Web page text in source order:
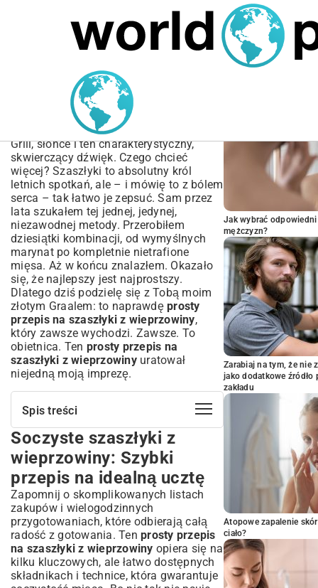
MARIUSZ ŁAMAGA 05.10.2025
Prosty przepis na
szaszłyki z wieprzowiny –
soczyste i aromatyczne
Grill, słońce i ten charakterystyczny,
skwierczący dźwięk. Czego chcieć
więcej? Szaszłyki to absolutny król
letnich spotkań, ale – i mówię to z bólem
serca – tak łatwo je zepsuć. Sam przez
lata szukałem tej jednej, jedynej,
niezawodnej metody. Przerobiłem
dziesiątki kombinacji, od wymyślnych
marynat po kompletnie nietrafione
mięsa. Aż w końcu znalazłem. Okazało
się, że najlepszy jest najprostszy.
Dlatego dziś podzielę się z Tobą moim
złotym Graalem: to naprawdę prosty
przepis na szaszłyki z wieprzowiny,
który zawsze wychodzi. Zawsze. To
obietnica. Ten prosty przepis na
szaszłyki z wieprzowinyuratował
niejedną moją imprezę.
Spis treści
Soczyste szaszłyki z wieprzowiny:
Szybki przepis na idealną ucztę
Co potrzebujesz? Składniki na szaszłyki
wieprzowe
Wybór idealnego mięsa: Jaka
wieprzowina na szaszłyki?
Świeże warzywa: Kolor i smak na patyku
Tajemnica smaku: Jak przygotować
marynatę do szaszłyków?
Klasyczna marynata musztardowo-
Soczyste szaszłyki z
wieprzowiny: Szybki
przepis na idealną ucztę
Zapomnij o skomplikowanych listach
zakupów i wielogodzinnych
przygotowaniach, które odbierają całą
radość z gotowania. Ten prosty przepis
na szaszłyki z wieprzowiny opiera się na
kilku kluczowych, ale łatwo dostępnych
składnikach i technice, która gwarantuje
Jak wybrać
mężczyzn?
Zarabiaj na tym, że nie
jako dodatkowe
zakładu
Atopowe zapalenie
ciało?